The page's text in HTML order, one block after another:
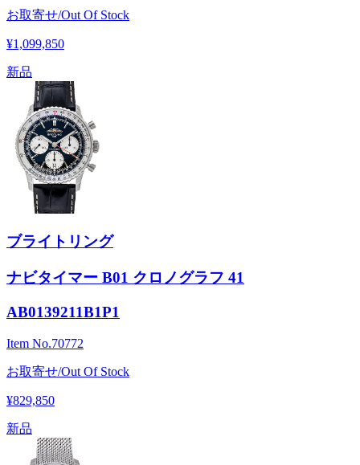
お取寄せ/Out Of Stock
¥1,099,850
新品
ブライトリング
ナビタイマー B01 クロノグラフ 41
AB0139211B1P1
Item No.70772
お取寄せ/Out Of Stock
¥829,850
新品